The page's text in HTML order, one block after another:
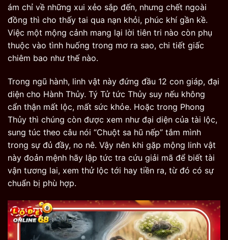
ám chỉ về những xui xẻo sắp đến, nhưng chết ngoài
đồng thì cho thấy tai qua nạn khỏi, phúc khí gần kề.
Việc một mộng cảnh mang lại lời tiên tri nào còn phụ
thuộc vào tình huống trong mơ ra sao, chi tiết giấc
chiêm bao như thế nào.
Trong ngũ hành, linh vật này đứng đầu 12 con giáp, đại
diện cho Hành Thủy. Tý Tử tức Thủy suy nếu không
cẩn thận mất lộc, mất sức khỏe. Hoặc trong Phong
Thủy thì chúng còn được xem như đại diện của tài lộc,
sung túc theo câu nói “Chuột sa hũ nếp” tắm mình
trong sự đủ đầy, no nê. Vậy nên khi gặp mộng linh vật
này đoản mệnh hãy lập tức tra cứu giải mã để biết tài
vận tương lai, xem thử lộc tới hay tiền ra, từ đó có sự
chuẩn bị phù hợp.